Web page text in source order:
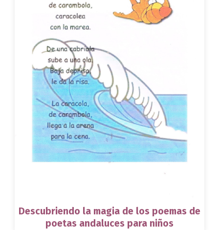
Descubriendo la magia de los poemas de
poetas andaluces para niños